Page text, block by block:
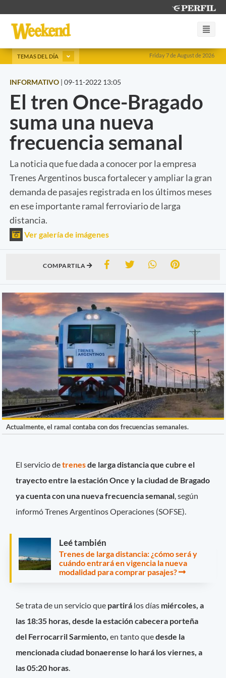
Friday 7 de August de 2026
TEMAS DEL DÍA
INFORMATIVO | 09-11-2022 13:05
El tren Once-Bragado
suma una nueva
frecuencia semanal
La noticia que fue dada a conocer por la empresa
Trenes Argentinos busca fortalecer y ampliar la gran
demanda de pasajes registrada en los últimos meses
en ese importante ramal ferroviario de larga
distancia.
Ver galería de imágenes
COMPARTILA
Actualmente, el ramal contaba con dos frecuencias semanales.
El servicio detrenesde larga distancia que cubre el
trayecto entre la estación Once y la ciudad de Bragado
ya cuenta con una nueva frecuencia semanal , según
informó Trenes Argentinos Operaciones (SOFSE).
Leé también
Trenes de larga distancia: ¿cómo será y
cuándo entrará en vigencia la nueva
modalidad para comprar pasajes?
Se trata de un servicio que partirá los días miércoles, a
las 18:35 horas, desde la estación cabecera porteña
del Ferrocarril Sarmiento,en tanto quedesde la
mencionada ciudad bonaerense lo hará los viernes, a
las 05:20 horas.